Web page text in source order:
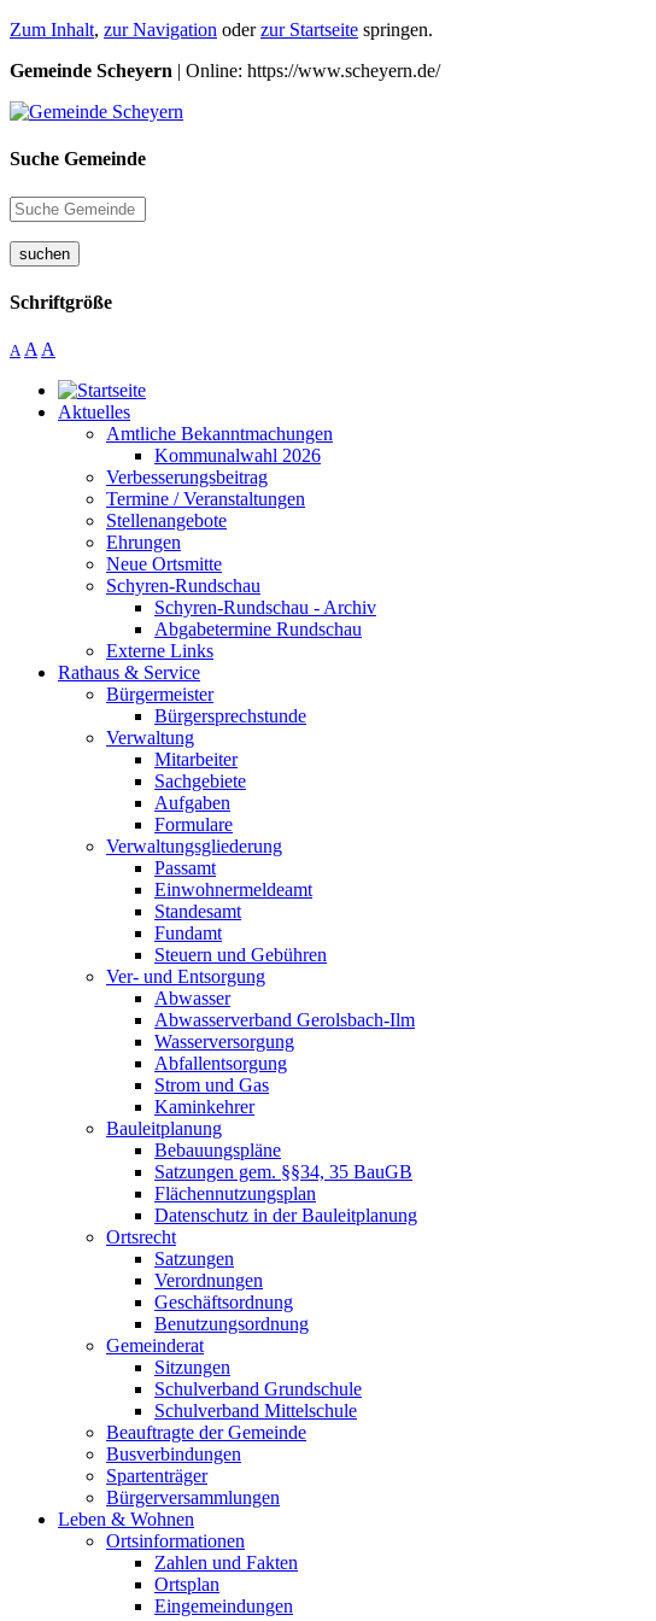
Zum Inhalt, zur Navigation oderzur Startseite springen.
Gemeinde Scheyern | Online: https://www.scheyern.de/
Suche Gemeinde
suchen
Schriftgröße
A A A
Aktuelles
Amtliche Bekanntmachungen
Kommunalwahl 2026
Verbesserungsbeitrag
Termine / Veranstaltungen
Stellenangebote
Ehrungen
Neue Ortsmitte
Schyren-Rundschau
Schyren-Rundschau - Archiv
Abgabetermine Rundschau
Externe Links
Rathaus & Service
Bürgermeister
Bürgersprechstunde
Verwaltung
Mitarbeiter
Sachgebiete
Aufgaben
Formulare
Verwaltungsgliederung
Passamt
Einwohnermeldeamt
Standesamt
Fundamt
Steuern und Gebühren
Ver- und Entsorgung
Abwasser
Abwasserverband Gerolsbach-Ilm
Wasserversorgung
Abfallentsorgung
Strom und Gas
Kaminkehrer
Bauleitplanung
Bebauungspläne
Satzungen gem. §§34, 35 BauGB
Flächennutzungsplan
Datenschutz in der Bauleitplanung
Ortsrecht
Satzungen
Verordnungen
Geschäftsordnung
Benutzungsordnung
Gemeinderat
Sitzungen
Schulverband Grundschule
Schulverband Mittelschule
Beauftragte der Gemeinde
Busverbindungen
Spartenträger
Bürgerversammlungen
Leben & Wohnen
Ortsinformationen
Zahlen und Fakten
Ortsplan
Eingemeindungen